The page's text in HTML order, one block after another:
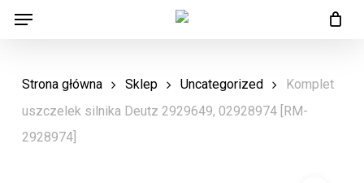
Skip
content
Menu
Strona główna Sklep Uncategorized
Komplet
uszczelek silnika Deutz 2929649, 02928974 [RM-
2928974]
Menu